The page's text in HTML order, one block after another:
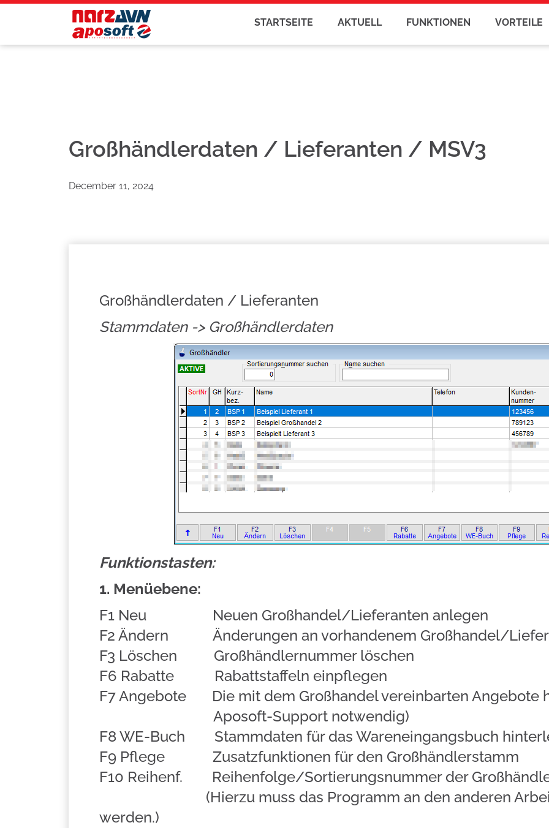
STARTSEITE AKTUELL FUNKTIONEN VORTEILE
Großhändlerdaten / Lieferanten / MSV3
December 11, 2024
Großhändlerdaten / Lieferanten
Stammdaten -> Großhändlerdaten
Funktionstasten:
1. Menüebene:
F1 Neu Neuen Großhandel/Lieferanten anlegen
F2 Ändern Änderungen an vorhandenem Großhandel/
F3 Löschen Großhändlernummer löschen
F6 Rabatte Rabattstaffeln einpflegen
F7 Angebote Die mit dem Großhandel vereinbarten Angebote
Aposoft-Support notwendig)
F8 WE-Buch Stammdaten für das Wareneingangsbuch
F9 Pflege Zusatzfunktionen für den Großhändlerstamm
F10 Reihenf. Reihenfolge/Sortierungsnummer der
(Hierzu muss das Programm an den anderen
werden.)